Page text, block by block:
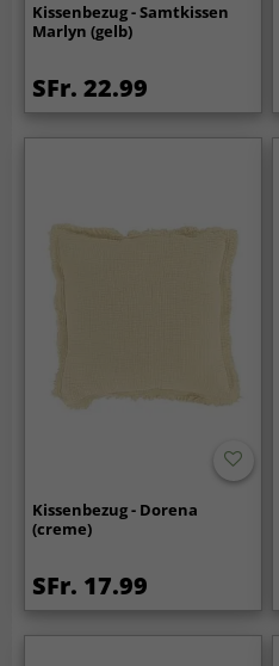
Kissenbezug - Samtkissen
Marlyn (gelb)
SFr. 22.99
Kissenbezug - Dorena
(creme)
SFr. 17.99